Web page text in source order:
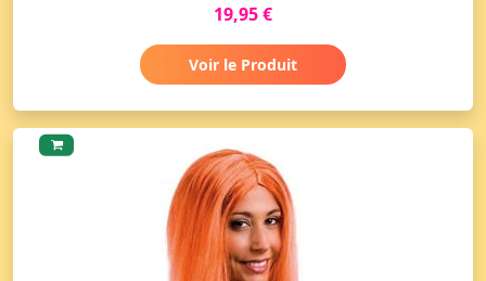
19,95 €
Voir le Produit